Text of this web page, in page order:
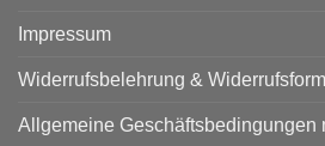
Impressum
Widerrufsbelehrung &
Allgemeine Geschäftsbedingungen